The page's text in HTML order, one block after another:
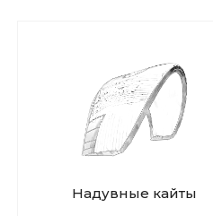
Надувные кайты